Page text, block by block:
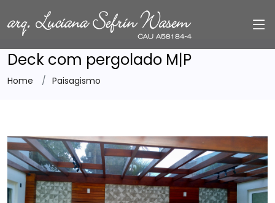
Deck com pergolado M|P
Home Paisagismo